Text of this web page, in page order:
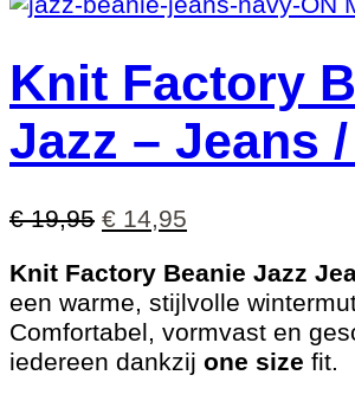
Knit Factory
Jazz – Jeans
€19,95 Oorspronkelijke
was:
€ 19,95.
€ 14,95
is:
€ 14,95.
Knit Factory Beanie Jazz
een warme, stijlvolle
Comfortabel, vormvast en
iedereen dankzij one size fit.